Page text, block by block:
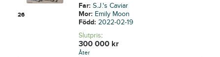
26
Far:S.J.'s Caviar
Mor: Emily Moon
Född:2022-02-19
Slutpris:
300 000 kr
Åter